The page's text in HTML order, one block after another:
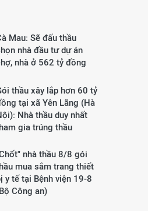
Mau: Sẽ đấu thầu
nhà đầu tư dự án
nhà ở 562 tỷ đồng
thầu xây lắp hơn 60 tỷ
tại xã Yên Lãng (Hà
Nhà thầu duy nhất
gia trúng thầu
nhà thầu 8/8 gói
mua sắm trang thiết
y tế tại Bệnh viện 19-8
Công an)